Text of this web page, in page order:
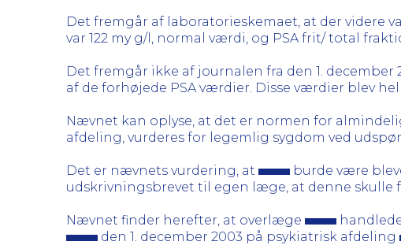
Det fremgår af laboratorieskemaet, at der videre
var 122 my g/l, normal værdi, og PSA frit/ total
Det fremgår ikke af journalen fra den 1.
af de forhøjede PSA værdier. Disse værdier blev
Nævnet kan oplyse, at det er normen for
afdeling, vurderes for legemlig sygdom ved
Det er nævnets vurdering, at
burde være
udskrivningsbrevet til egen læge, at denne skulle
Nævnet finder herefter, at overlæge
den 1. december 2003 på psykiatrisk afdeling